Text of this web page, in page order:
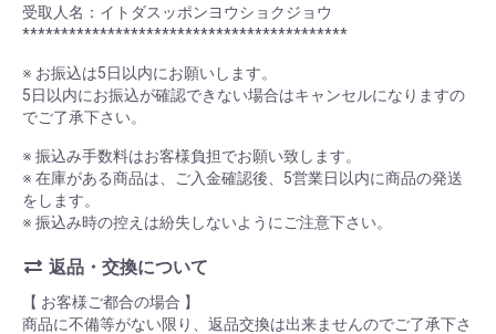
受取人名：イトダスッポンヨウショクジョウ
******************************************
※ お振込は5日以内にお願いします。
5日以内にお振込が確認できない場合はキャンセルになりますの
でご了承下さい。
※ 振込み手数料はお客様負担でお願い致します。
※ 在庫がある商品は、ご入金確認後、5営業日以内に商品の発送
をします。
※ 振込み時の控えは紛失しないようにご注意下さい。
返品・交換について
【 お客様ご都合の場合 】
商品に不備等がない限り、返品交換は出来ませんのでご了承下さ